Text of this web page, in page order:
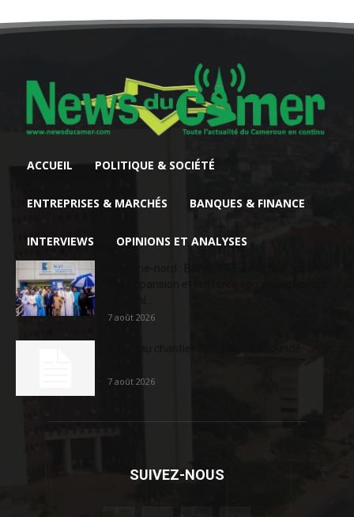
ACCUEIL POLITIQUE & SOCIÉTÉ
ENTREPRISES & MARCHÉS BANQUES & FINANCE
INTERVIEWS OPINIONS ET ANALYSES
7 août 2026
7 août 2026
SUIVEZ-NOUS